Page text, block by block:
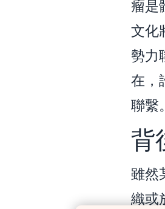
瘤是
文化
勢力
在，
聯繫。
背
雖然
織或